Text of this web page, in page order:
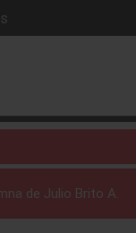
de Julio Brito A.